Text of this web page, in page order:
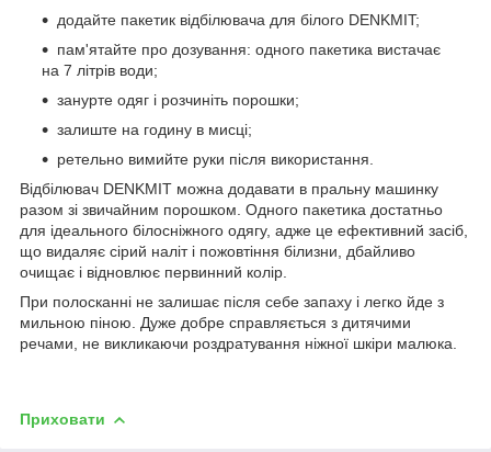
додайте пакетик відбілювача для білого DENKMIT;
пам'ятайте про дозування: одного пакетика вистачає
на 7 літрів води;
занурте одяг і розчиніть порошки;
залиште на годину в мисці;
ретельно вимийте руки після використання.
Відбілювач DENKMIT можна додавати в пральну машинку
разом зі звичайним порошком. Одного пакетика достатньо
для ідеального білосніжного одягу, адже це ефективний засіб,
що видаляє сірий наліт і пожовтіння білизни, дбайливо
очищає і відновлює первинний колір.
При полосканні не залишає після себе запаху і легко йде з
мильною піною. Дуже добре справляється з дитячими
речами, не викликаючи роздратування ніжної шкіри малюка.
Приховати